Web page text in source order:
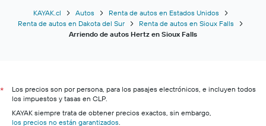
KAYAK.cl Autos
Renta de autos en Estados Unidos
Renta de autos en Dakota del Sur
Renta de autos en Sioux Falls
Arriendo de autos Hertz en Sioux Falls
*
Los precios son por persona, para los pasajes electrónicos, e incluyen todos
los impuestos y tasas en CLP.
KAYAK siempre trata de obtener precios exactos, sin embargo,
los precios no están garantizados